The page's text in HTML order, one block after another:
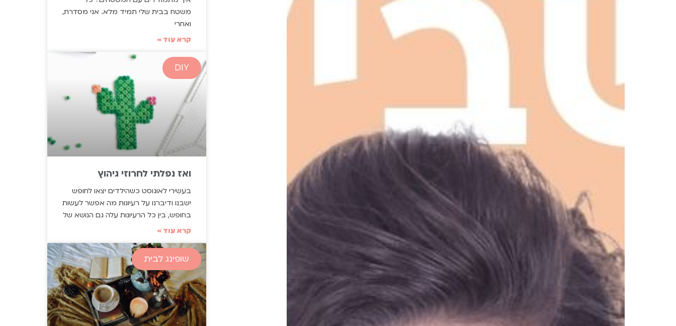
משטח בבית שלי תמיד מלא. אני מסדרת,
ואחרי
קרא עוד »
DIY
ואז נפלתי לחרוזי גיהוץ
בעשירי לאוגוסט כשהילדים יצאו לחופש
ישבנו ודיברנו על רעיונות מה אפשר לעשות
בחופש, בין כל הרעיונות עלה גם הנושא של
קרא עוד »
שופינג לבית